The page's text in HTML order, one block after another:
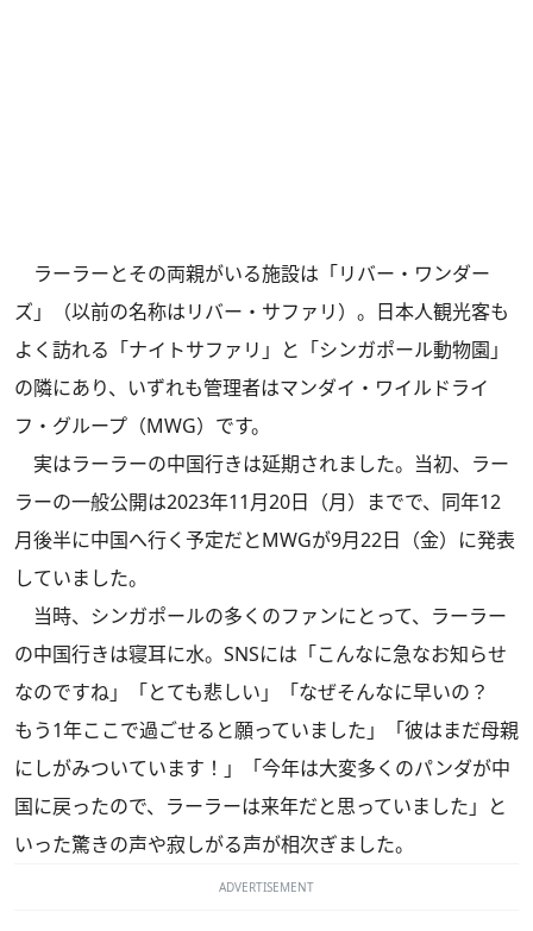
ラーラーとその両親がいる施設は「リバー・ワンダー
ズ」（以前の名称はリバー・サファリ）。日本人観光客も
よく訪れる「ナイトサファリ」と「シンガポール動物園」
の隣にあり、いずれも管理者はマンダイ・ワイルドライ
フ・グループ（MWG）です。
実はラーラーの中国行きは延期されました。当初、ラー
ラーの一般公開は2023年11月20日（月）までで、同年12
月後半に中国へ行く予定だとMWGが9月22日（金）に発表
していました。
当時、シンガポールの多くのファンにとって、ラーラー
の中国行きは寝耳に水。SNSには「こんなに急なお知らせ
なのですね」「とても悲しい」「なぜそんなに早いの？
もう1年ここで過ごせると願っていました」「彼はまだ母親
にしがみついています！」「今年は大変多くのパンダが中
国に戻ったので、ラーラーは来年だと思っていました」と
いった驚きの声や寂しがる声が相次ぎました。
ADVERTISEMENT